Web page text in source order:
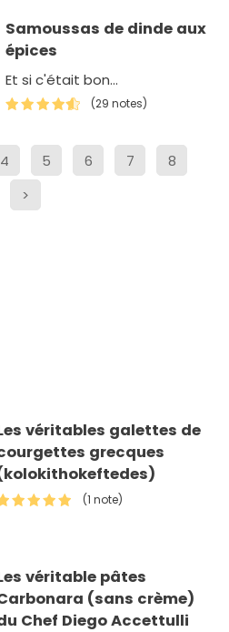
Samoussas de dinde aux
épices
Et si c'était bon...
(29 notes)
4 5 6 7
8
>
véritables galettes de
grecques
(1 note)
véritable pâtes
(sans crème)
Chef Diego Accettulli